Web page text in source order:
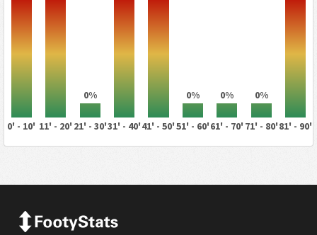
0% 0% 0% 0%
0' - 10' 11' - 20' 21' - 30'31' - 40'41' - 50'51' - 60'61' - 70' 71' - 80'81' - 90'